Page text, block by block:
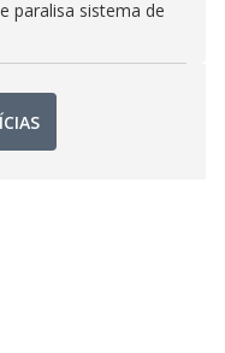
paralisa sistema de